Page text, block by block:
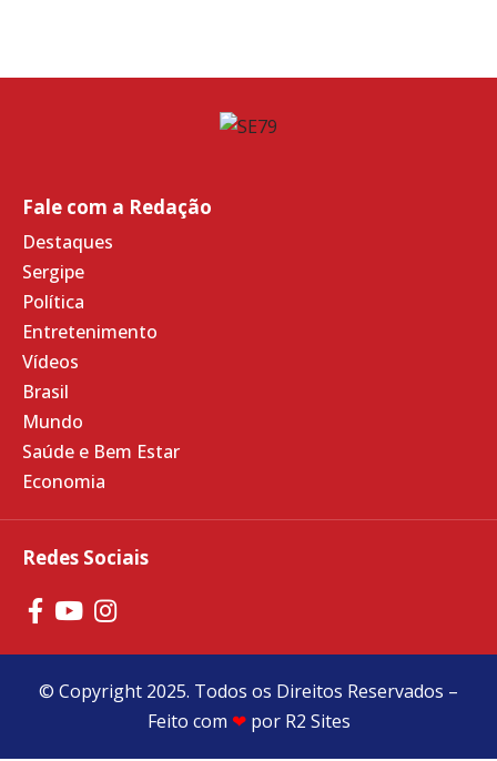
Redes Sociais
Fale com a Redação
Destaques
Sergipe
Política
Entretenimento
Vídeos
Brasil
Mundo
Saúde e Bem Estar
Economia
© Copyright 2025. Todos os Direitos Reservados –
Feito com ❤ por R2 Sites